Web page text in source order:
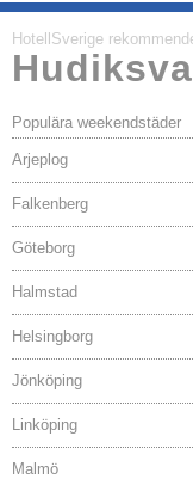
HotellSverige
Populära weekendstäder
Arjeplog
Falkenberg
Göteborg
Halmstad
Helsingborg
Jönköping
Linköping
Malmö